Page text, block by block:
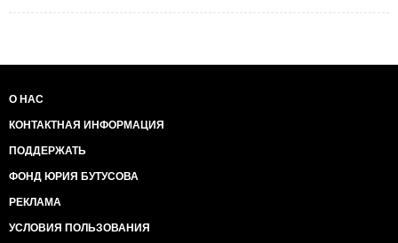
О НАС
КОНТАКТНАЯ ИНФОРМАЦИЯ
ПОДДЕРЖАТЬ
ФОНД ЮРИЯ БУТУСОВА
РЕКЛАМА
УСЛОВИЯ ПОЛЬЗОВАНИЯ